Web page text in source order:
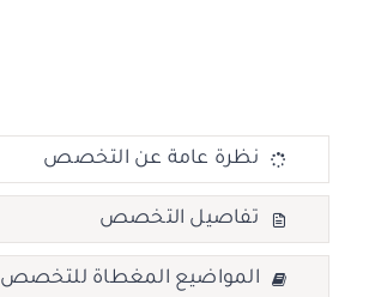
نظرة عامة عن التخصص
تفاصيل التخصص
المواضيع المغطاة للتخصص